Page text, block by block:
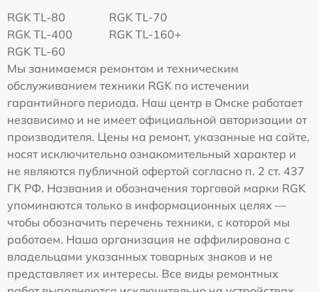
RGK TL-80
RGK TL-70
RGK TL-400
RGK TL-160+
RGK TL-60
Мы занимаемся ремонтом и техническим
обслуживанием техники RGK по истечении
гарантийного периода. Наш центр в Омске работает
независимо и не имеет официальной авторизации от
производителя. Цены на ремонт, указанные на сайте,
носят исключительно ознакомительный характер и
не являются публичной офертой согласно п. 2 ст. 437
ГК РФ. Названия и обозначения торговой марки RGK
упоминаются только в информационных целях —
чтобы обозначить перечень техники, с которой мы
работаем. Наша организация не аффилирована с
владельцами указанных товарных знаков и не
представляет их интересы. Все виды ремонтных